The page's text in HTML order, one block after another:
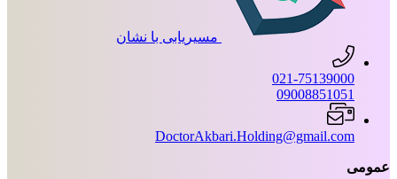
مسیریابی با نشان
021-75139000
09008851051
DoctorAkbari.Holding@gmail.com
عمومی